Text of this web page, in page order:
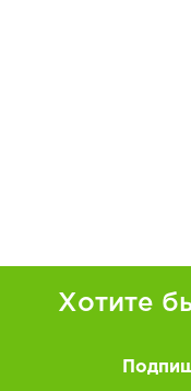
Хотите